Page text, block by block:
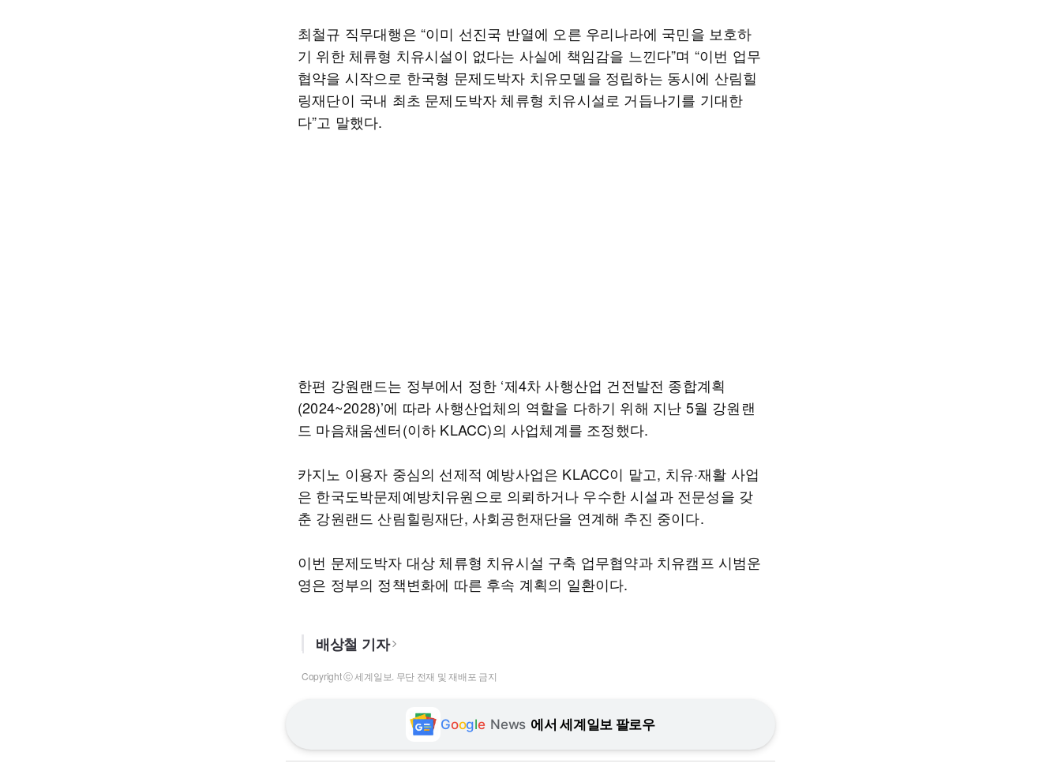
최철규 직무대행은 “이미 선진국 반열에 오른 우리나라에 국민을 보호하
기 위한 체류형 치유시설이 없다는 사실에 책임감을 느낀다”며 “이번 업무
협약을 시작으로 한국형 문제도박자 치유모델을 정립하는 동시에 산림힐
링재단이 국내 최초 문제도박자 체류형 치유시설로 거듭나기를 기대한
다”고 말했다.
한편 강원랜드는 정부에서 정한 ‘제4차 사행산업 건전발전 종합계획
(2024~2028)’에 따라 사행산업체의 역할을 다하기 위해 지난 5월 강원랜
드 마음채움센터(이하 KLACC)의 사업체계를 조정했다.
카지노 이용자 중심의 선제적 예방사업은 KLACC이 맡고, 치유·재활 사업
은 한국도박문제예방치유원으로 의뢰하거나 우수한 시설과 전문성을 갖
춘 강원랜드 산림힐링재단, 사회공헌재단을 연계해 추진 중이다.
이번 문제도박자 대상 체류형 치유시설 구축 업무협약과 치유캠프 시범운
영은 정부의 정책변화에 따른 후속 계획의 일환이다.
배상철 기자
Copyright ⓒ 세계일보. 무단 전재 및 재배포 금지
Google News 에서 세계일보 팔로우